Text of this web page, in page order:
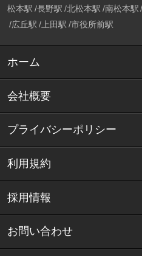
松本駅 長野駅 北松本駅 南松本駅
広丘駅 上田駅 市役所前駅
ホーム
会社概要
プライバシーポリシー
利用規約
採用情報
お問い合わせ